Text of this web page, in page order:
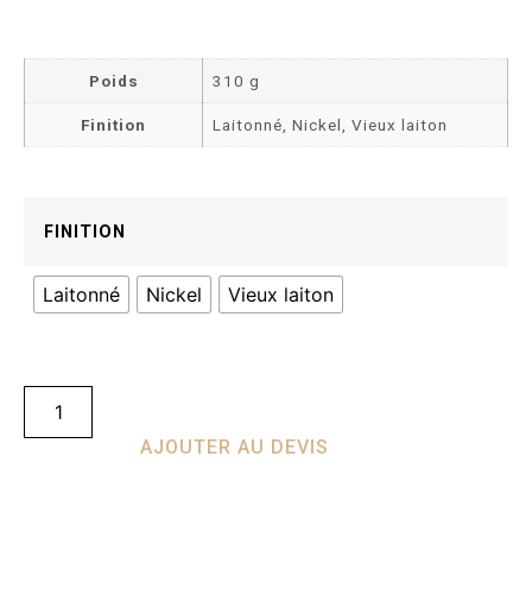
Poids 310 g
Finition Laitonné, Nickel, Vieux laiton
FINITION
Laitonné Nickel Vieux laiton
AJOUTER AU DEVIS